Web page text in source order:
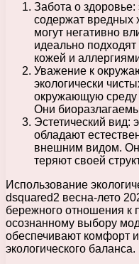
Забота о здоровье:
содержат вредных
могут негативно
идеально
кожей и
Уважение к
экологически
окружающую среду
Они
Эстетический вид:
обладают
внешним видом.
теряют своей
Использование
dsquared2 весна-лето
бережного отношения к
осознанному выбору
обеспечивают комфорт
экологического баланса.